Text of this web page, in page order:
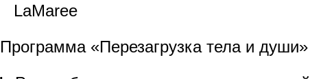
LaMaree
Программа «Перезагрузка тела и